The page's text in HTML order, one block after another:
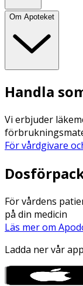
Om Apoteket
Handla
Vi erbjuder
För vårdgivare
För vårdens
på din medicin
Läs mer om
Ladda ner vår app